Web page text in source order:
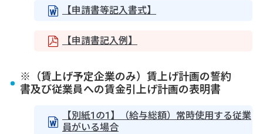
【申請書等記入書式】
【申請書記入例】
※（賃上げ予定企業のみ）賃上げ計画の誓約
書及び従業員への賃金引上げ計画の表明書
【別紙1の1】（給与総額）常時使用する従業
員がいる場合